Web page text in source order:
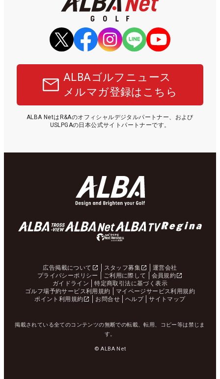
ALBAゴルフニュース
メルマガ登録はこちら
ALBA NetはR&Aのオフィシャルデジタルパートナー、および
USLPGAの日本公式サイトパートナーです。
広告掲載について スタッフ募集
運営会社
プライバシーポリシー
ご利用に際して
会員規約
ガイドライン
特定商取引法に基づく表示
ゴルフ場予約サービス利用規約
マイページサービス利用規約
ポイント利用規約
お問合せ ヘルプ サイトマップ
掲載されている全てのコンテンツの無断での転載、転用、コピー等は禁じま
す。
© ALBA Net